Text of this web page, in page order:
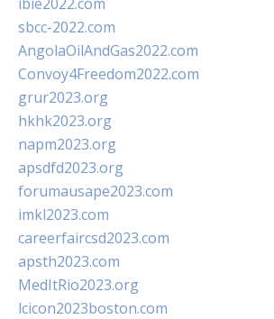
sbcc-2022.com
AngolaOilAndGas2022.com
Convoy4Freedom2022.com
grur2023.org
hkhk2023.org
napm2023.org
apsdfd2023.org
forumausape2023.com
imkl2023.com
careerfaircsd2023.com
apsth2023.com
MedItRio2023.org
lcicon2023boston.com